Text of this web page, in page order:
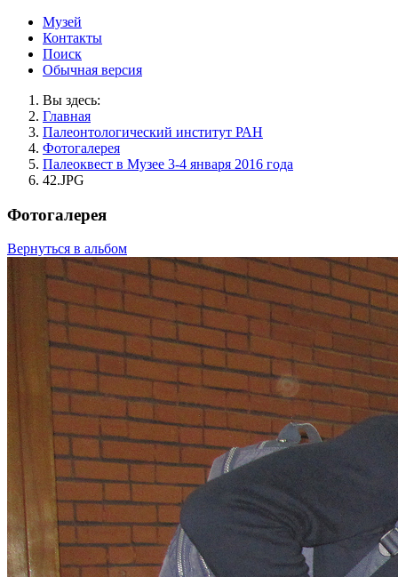
Музей
Контакты
Поиск
Обычная версия
Вы здесь:
Главная
Палеонтологический институт РАН
Фотогалерея
Палеоквест в Музее 3-4 января 2016 года
42.JPG
Фотогалерея
Вернуться в альбом